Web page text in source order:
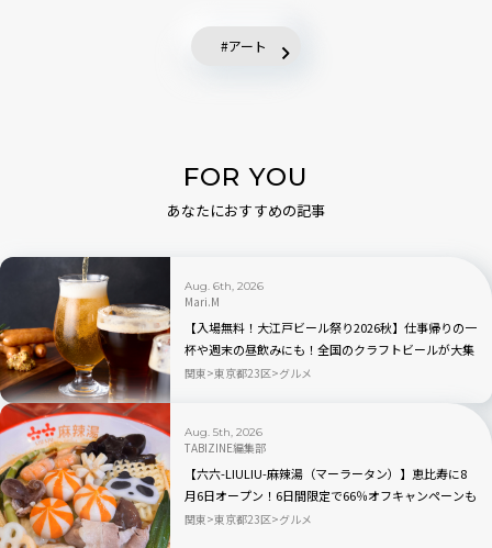
アート
FOR YOU
あなたにおすすめの記事
Aug. 6th, 2026
Mari.M
【入場無料！大江戸ビール祭り2026秋】仕事帰りの一
杯や週末の昼飲みにも！全国のクラフトビールが大集
合｜品川
関東 東京都23区 グルメ
Aug. 5th, 2026
TABIZINE編集部
【六六-LIULIU-麻辣湯（マーラータン）】恵比寿に8
月6日オープン！6日間限定で66％オフキャンペーンも
関東 東京都23区 グルメ